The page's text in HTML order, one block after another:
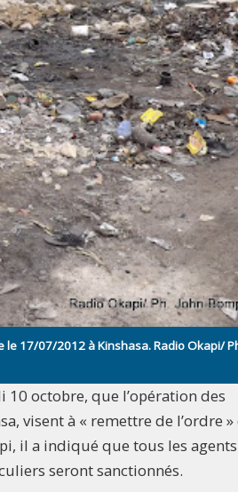
17/07/2012 à Kinshasa. Radio Okapi/
octobre, que l’opération des
visent à « remettre de l’ordre »
il a indiqué que tous les
seront sanctionnés.